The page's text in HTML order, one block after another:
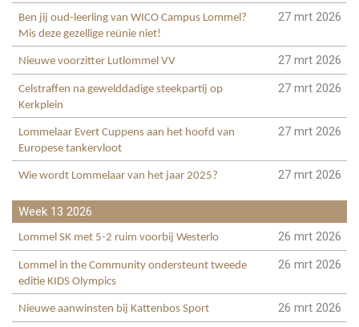
Ben jij oud-leerling van WICO Campus Lommel?
Mis deze gezellige reünie niet!
27 mrt 2026
Nieuwe voorzitter Lutlommel VV 27 mrt 2026
Celstraffen na gewelddadige steekpartij op
Kerkplein
27 mrt 2026
Lommelaar Evert Cuppens aan het hoofd van
Europese tankervloot
27 mrt 2026
Wie wordt Lommelaar van het jaar 2025? 27 mrt 2026
Week 13 2026
Lommel SK met 5-2 ruim voorbij Westerlo 26 mrt 2026
Lommel in the Community ondersteunt tweede
editie KIDS Olympics
26 mrt 2026
Nieuwe aanwinsten bij Kattenbos Sport 26 mrt 2026